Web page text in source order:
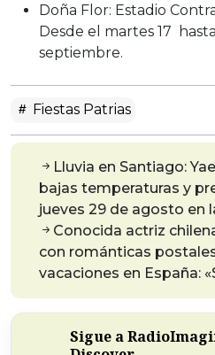
Doña Flor: Estadio
Desde el martes 17
septiembre.
Fiestas Patrias
Lluvia en Santiago:
bajas temperaturas y
jueves 29 de agosto en
Conocida actriz
con románticas
vacaciones en España:
Sigue a